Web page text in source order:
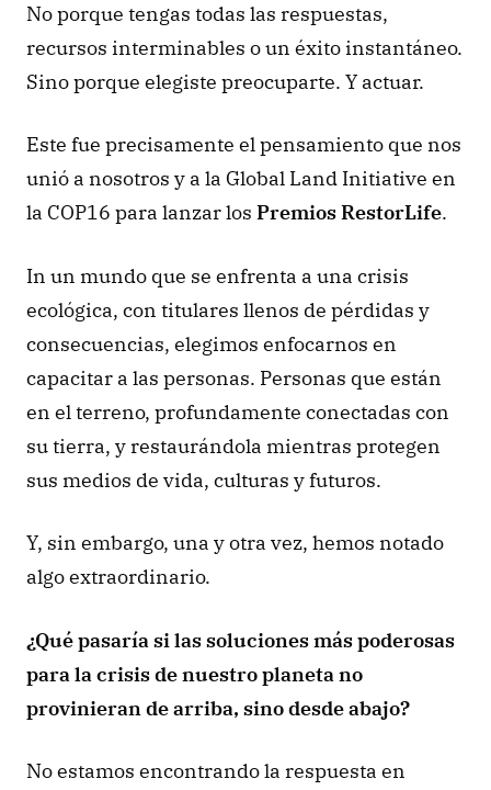
No porque tengas todas las respuestas,
recursos interminables o un éxito instantáneo.
Sino porque elegiste preocuparte. Y actuar.
Este fue precisamente el pensamiento que nos
unió a nosotros y a la Global Land Initiative en
la COP16 para lanzar los Premios RestorLife.
In un mundo que se enfrenta a una crisis
ecológica, con titulares llenos de pérdidas y
consecuencias, elegimos enfocarnos en
capacitar a las personas. Personas que están
en el terreno, profundamente conectadas con
su tierra, y restaurándola mientras protegen
sus medios de vida, culturas y futuros.
Y, sin embargo, una y otra vez, hemos notado
algo extraordinario.
¿Qué pasaría si las soluciones más poderosas
para la crisis de nuestro planeta no
provinieran de arriba, sino desde abajo?
No estamos encontrando la respuesta en